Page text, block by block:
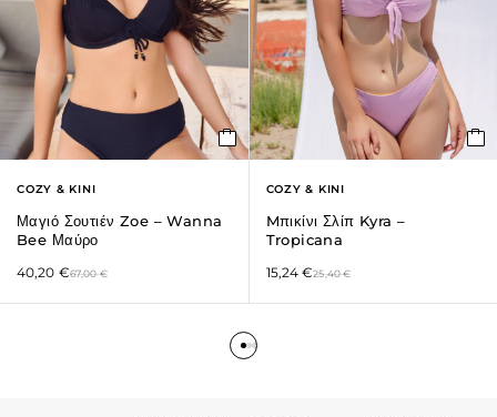
COZY & KINI
Μαγιό Σουτιέν Zoe – Wanna
Bee Μαύρο
67,00€
40,20 €
COZY & KINI
Mπικίνι Σλίπ Kyra –
Tropicana
25,40€
15,24€